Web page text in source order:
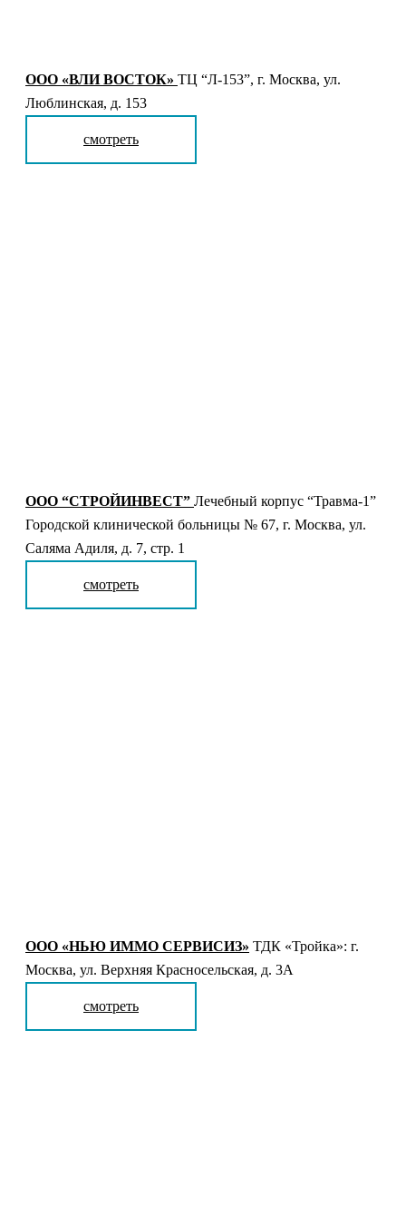
ООО «ВЛИ ВОСТОК» ТЦ “Л-153”, г. Москва, ул.
Люблинская, д. 153
смотреть
ООО “СТРОЙИНВЕСТ” Лечебный корпус “Травма-1”
Городской клинической больницы № 67, г. Москва, ул.
Саляма Адиля, д. 7, стр. 1
смотреть
ООО «НЬЮ ИММО СЕРВИСИЗ» ТДК «Тройка»: г.
Москва, ул. Верхняя Красносельская, д. 3А
смотреть